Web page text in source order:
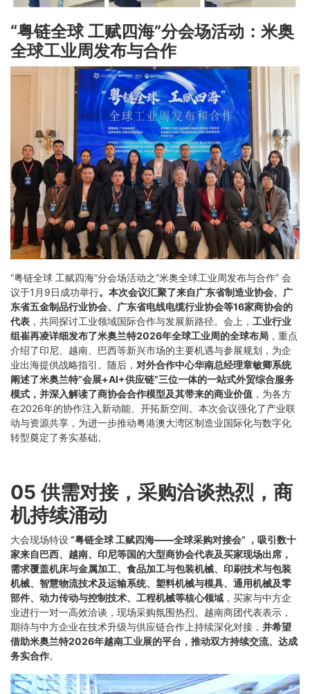
“粤链全球 工赋四海”分会场活动： 米奥
全球工业周发布与合作
“粤链全球 工赋四海”分会场活动之“米奥全球工业周发布与合作” 会
议于1月9日成功举行。本次会议汇聚了来自广东省制造业协会、广
东省五金制品行业协会、广东省电线电缆行业协会等16家商协会的
代表 ，共同探讨工业领域国际合作与发展新路径。会上， 工业行业
组崔再凌详细发布了米奥兰特2026年全球工业周的全球布局 ，重点
介绍了印尼、越南、巴西等新兴市场的主要机遇与参展规划，为企
业出海提供战略指引。随后， 对外合作中心华南总经理章敏卿系统
阐述了米奥兰特“会展+AI+供应链”三位一体的一站式外贸综合服务
模式，并深入解读了商协会合作模型及其带来的商业价值 ，为各方
在2026年的协作注入新动能、开拓新空间。本次会议强化了产业联
动与资源共享，为进一步推动粤港澳大湾区制造业国际化与数字化
转型奠定了务实基础。
05 供需对接，采购洽谈热烈，商
机持续涌动
大会现场特设“粤链全球 工赋四海——全球采购对接会” ，吸引数十
家来自巴西、越南、印尼等国的大型商协会代表及买家现场出席，
需求覆盖机床与金属加工、食品加工与包装机械、印刷技术与包装
机械、智慧物流技术及运输系统、塑料机械与模具、通用机械及零
部件、动力传动与控制技术、工程机械等核心领域 ，买家与中方企
业进行一对一高效洽谈，现场采购氛围热烈。越南商团代表表示，
期待与中方企业在技术升级与供应链合作上持续深化对接， 并希望
借助米奥兰特2026年越南工业展的平台，推动双方持续交流、达成
务实合作。